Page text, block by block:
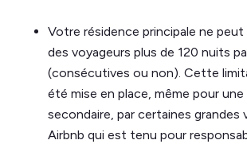
Votre résidence principale ne peut
des voyageurs plus de 120 nuits
(consécutives ou non). Cette
été mise en place, même pour
secondaire, par certaines grandes
Airbnb qui est tenu pour